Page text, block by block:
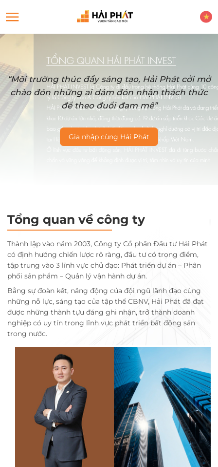
“Môi trường thúc đẩy sáng tạo, Hải Phát cởi mở
chào đón những ai dám đón nhận thách thức
để theo đuổi đam mê”
Gia nhập cùng Hải Phát
Tổng quan về công ty
Thành lập vào năm 2003, Công ty Cổ phần Đầu tư Hải Phát
có định hướng chiến lược rõ ràng, đầu tư có trọng điểm,
tập trung vào 3 lĩnh vực chủ đạo: Phát triển dự án – Phân
phối sản phẩm – Quản lý vận hành dự án.
Bằng sự đoàn kết, năng động của đội ngũ lãnh đạo cùng
những nỗ lực, sáng tạo của tập thể CBNV, Hải Phát đã đạt
được những thành tựu đáng ghi nhận, trở thành doanh
nghiệp có uy tín trong lĩnh vực phát triển bất động sản
trong nước.